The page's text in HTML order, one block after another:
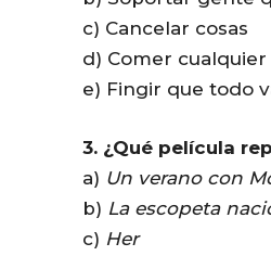
c) Cancelar cosas
d) Comer
e) Fingir que todo
3. ¿Qué película
a) Un verano con
b) La escopeta
c) Her